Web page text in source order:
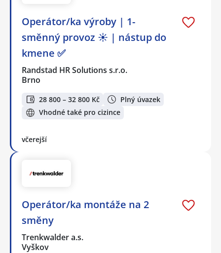
Operátor/ka výroby | 1-
směnný provoz ☀️ | nástup do
kmene ✅
Randstad HR Solutions s.r.o.
Brno
28 800 – 32 800 Kč
Plný úvazek
Vhodné také pro cizince
včerejší
Operátor/ka montáže na 2
směny
Trenkwalder a.s.
Vyškov